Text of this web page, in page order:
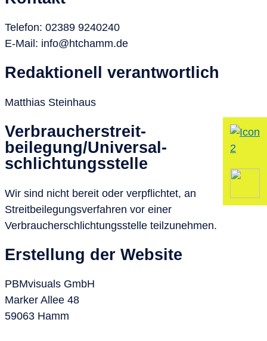
Telefon: 02389 9240240
E-Mail: info@htchamm.de
Redaktionell verantwortlich
Matthias Steinhaus
Verbraucher­streit­
beilegung/Universal­
schlichtungs­stelle
Wir sind nicht bereit oder verpflichtet, an
Streitbeilegungsverfahren vor einer
Verbraucherschlichtungsstelle teilzunehmen.
Erstellung der Website
PBMvisuals GmbH
Marker Allee 48
59063 Hamm